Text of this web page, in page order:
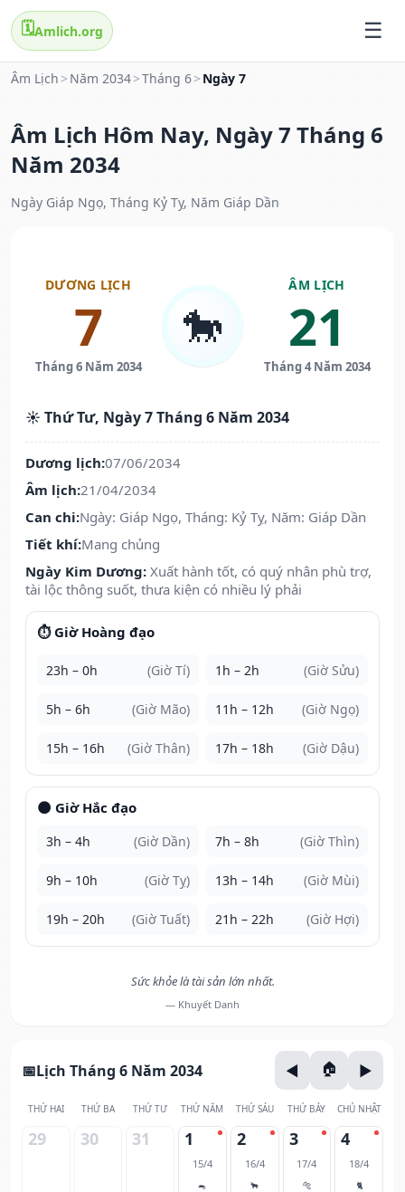
🗓️Amlich.org
Âm Lịch > Năm 2034>Tháng 6> Ngày 7
Âm Lịch Hôm Nay, Ngày 7 Tháng 6
Năm 2034
Ngày Giáp Ngọ, Tháng Kỷ Tỵ, Năm Giáp Dần
DƯƠNG LỊCH
7
Tháng 6 Năm 2034
🐎
ÂM LỊCH
21
Tháng 4 Năm 2034
☀️ Thứ Tư, Ngày 7 Tháng 6 Năm 2034
Dương lịch:07/06/2034
Âm lịch:21/04/2034
Can chi:Ngày: Giáp Ngọ, Tháng: Kỷ Tỵ, Năm: Giáp Dần
Tiết khí:Mang chủng
Ngày Kim Dương: Xuất hành tốt, có quý nhân phù trợ,
tài lộc thông suốt, thưa kiện có nhiều lý phải
⏱️ Giờ Hoàng đạo
23h – 0h (Giờ Tí) 1h – 2h (Giờ Sửu)
5h – 6h (Giờ Mão) 11h – 12h (Giờ Ngọ)
15h – 16h (Giờ Thân) 17h – 18h (Giờ Dậu)
🌑 Giờ Hắc đạo
3h – 4h (Giờ Dần) 7h – 8h (Giờ Thìn)
9h – 10h (Giờ Tỵ) 13h – 14h (Giờ Mùi)
19h – 20h (Giờ Tuất) 21h – 22h (Giờ Hợi)
Sức khỏe là tài sản lớn nhất.
— Khuyết Danh
Lịch Tháng 6 Năm 2034
THỨ HAI THỨ BA THỨ TƯ THỨ NĂM THỨ SÁU THỨ BẢY CHỦ NHẬT
29 30 31 1
15/4
🐀
2
16/4
🐂
3
17/4
🐅
4
18/4
🐈